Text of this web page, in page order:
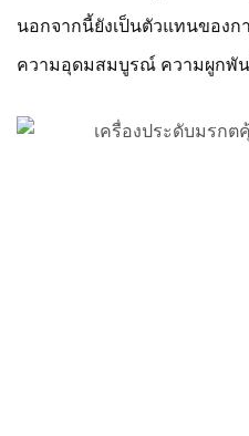
นอกจากนี้ยังเป็นตัวแทนของ
ความอุดมสมบูรณ์ ความผูกพัน